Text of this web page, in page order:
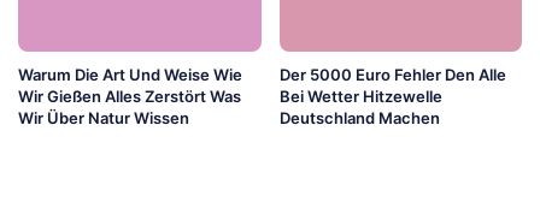
Warum Die Art Und Weise Wie
Wir Gießen Alles Zerstört Was
Wir Über Natur Wissen
Der 5000 Euro Fehler Den Alle
Bei Wetter Hitzewelle
Deutschland Machen